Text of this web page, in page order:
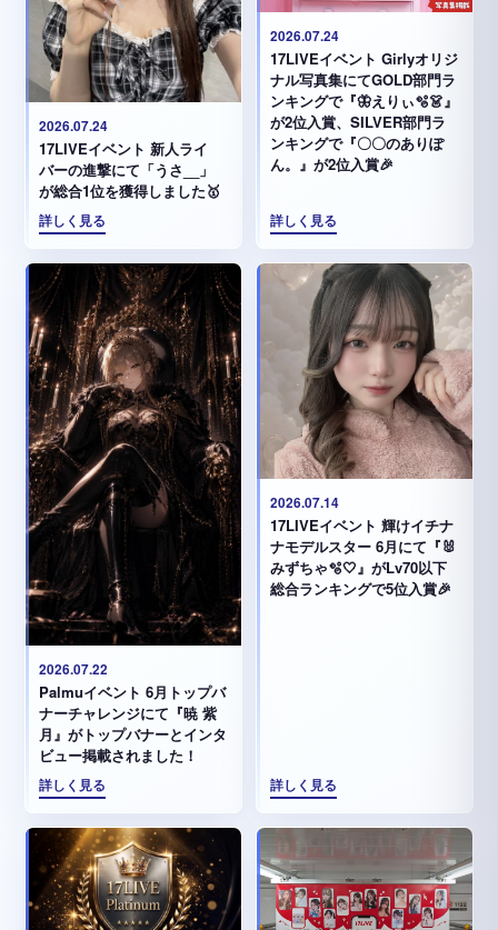
2026.07.24
17LIVEイベント 新人ライ
バーの進撃にて「うさ__」
が総合1位を獲得しました🥇
詳しく見る
2026.07.24
17LIVEイベント Girlyオリジ
ナル写真集にてGOLD部門ラ
ンキングで『🦋えりぃ🫧👗』
が2位入賞、SILVER部門ラ
ンキングで『〇〇のありぽ
ん。』が2位入賞🎉
詳しく見る
2026.07.22
Palmuイベント 6月トップバ
ナーチャレンジにて『暁 紫
月』がトップバナーとインタ
ビュー掲載されました！
詳しく見る
2026.07.14
17LIVEイベント 輝けイチナ
ナモデルスター 6月にて『🐰
みずちゃ️🫧🤍』がLv70以下
総合ランキングで5位入賞🎉
詳しく見る